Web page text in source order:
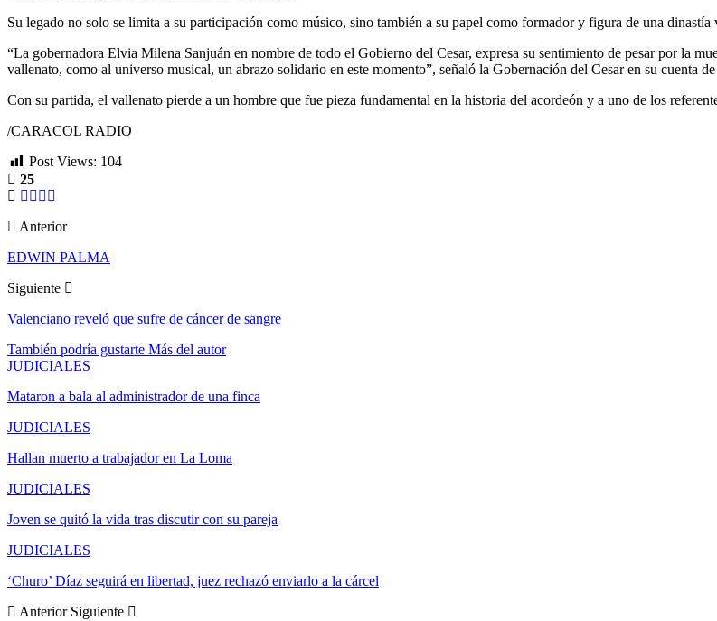
Su legado no solo se limita a su participación como músico, sino también a su papel como formador y figura de una
“La gobernadora Elvia Milena Sanjuán en nombre de todo el Gobierno del Cesar, expresa su sentimiento de pesar por la
vallenato, como al universo musical, un abrazo solidario en este momento”, señaló la Gobernación del Cesar en su cuenta
Con su partida, el vallenato pierde a un hombre que fue pieza fundamental en la historia del acordeón y a uno de los
/CARACOL RADIO
Post Views: 104
25
Anterior
EDWIN PALMA
Siguiente
Valenciano reveló que sufre de cáncer de sangre
También podría gustarte Más del autor
JUDICIALES
Mataron a bala al administrador de una finca
JUDICIALES
Hallan muerto a trabajador en La Loma
JUDICIALES
Joven se quitó la vida tras discutir con su pareja
JUDICIALES
‘Churo’ Díaz seguirá en libertad, juez rechazó enviarlo a la cárcel
Anterior Siguiente